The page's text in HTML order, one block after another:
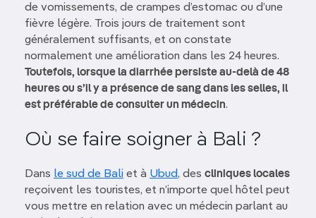
de vomissements, de crampes d’estomac ou d’une
fièvre légère. Trois jours de traitement sont
généralement suffisants, et on constate
normalement une amélioration dans les 24 heures.
Toutefois, lorsque la diarrhée persiste au-delà de 48
heures ou s’il y a présence de sang dans les selles, il
est préférable de consulter un médecin.
Où se faire soigner à Bali ?
Dans le sud de Bali et à Ubud, des cliniques locales
reçoivent les touristes, et n’importe quel hôtel peut
vous mettre en relation avec un médecin parlant au